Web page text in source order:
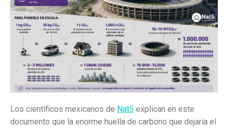
Los científicos mexicanos de Nat5 explican en este
documento que la enorme huella de carbono que dejaría el